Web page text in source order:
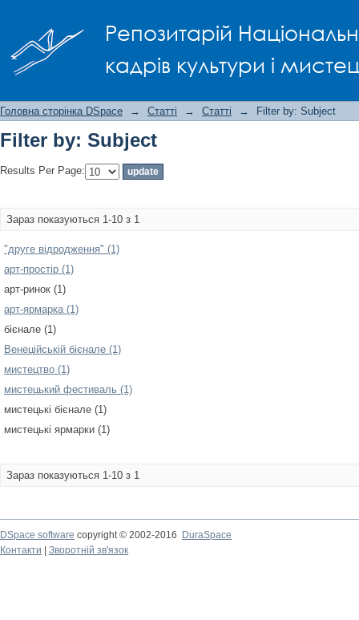
Репозитарій
кадрів культури і
Головна сторінка DSpace → Статті → Статті → Filter by: Subject
Filter by: Subject
Results Per Page:
Зараз показуються 1-10 з 1
"друге відродження" (1)
арт-простір (1)
арт-ринок (1)
арт-ярмарка (1)
бієнале (1)
Венеційській бієнале (1)
мистецтво (1)
мистецький фестиваль (1)
мистецькі бієнале (1)
мистецькі ярмарки (1)
Зараз показуються 1-10 з 1
DSpace software copyright © 2002-2016
DuraSpace
Контакти
Зворотній зв'язок